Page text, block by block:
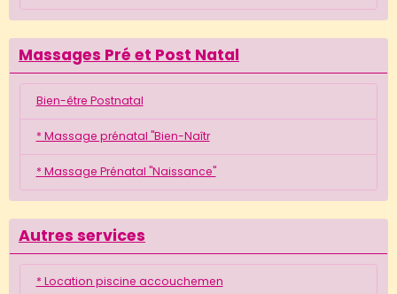
Massages Pré et Post Natal
Bien-être Postnatal
* Massage prénatal "Bien-Naîtr
* Massage Prénatal "Naissance"
Autres services
* Location piscine accouchemen